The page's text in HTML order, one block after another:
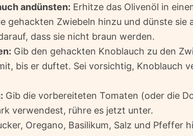
andünsten: Erhitze das Olivenöl in
gehackten Zwiebeln hinzu und dünste sie
dass sie nicht braun werden.
Gib den gehackten Knoblauch zu den
bis er duftet. Sei vorsichtig, Knoblauch
Gib die vorbereiteten Tomaten (oder die
verwendest, rühre es jetzt unter.
Oregano, Basilikum, Salz und Pfeffer